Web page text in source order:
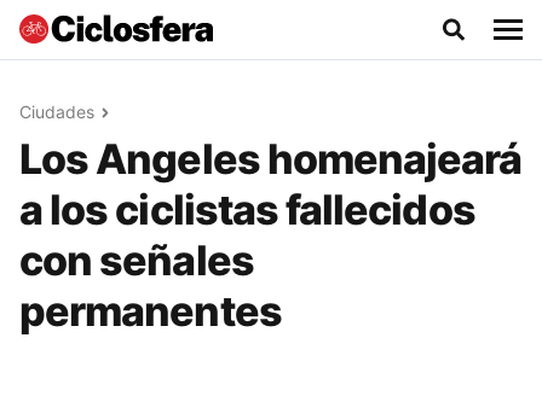
Ciudades
Los Angeles homenajeará
a los ciclistas fallecidos
con señales
permanentes